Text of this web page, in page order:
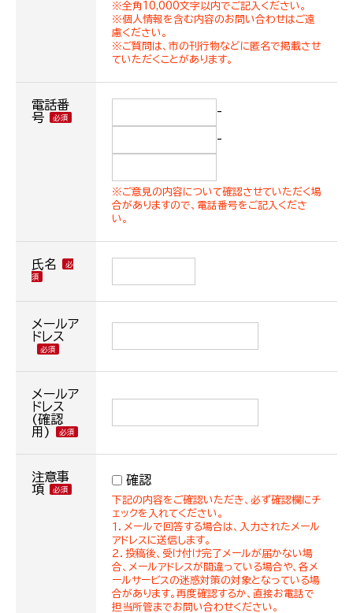
※全角10,000文字以内でご記入ください。
※個人情報を含む内容のお問い合わせはご遠
慮ください。
※ご質問は、市の刊行物などに匿名で掲載させ
ていただくことがあります。
電話番
号
-
-
※ご意見の内容について確認させていただく場
合がありますので、電話番号をご記入くださ
い。
氏名
メールア
ドレス
メールア
ドレス
(確認
用)
注意事
項
確認
下記の内容をご確認いただき、必ず確認欄にチ
ェックを入れてください。
１．メールで回答する場合は、入力されたメール
アドレスに送信します。
２．投稿後、受け付け完了メールが届かない場
合、メールアドレスが間違っている場合や、各メ
ールサービスの迷惑対策の対象となっている場
合があります。再度確認するか、直接お電話で
担当所管までお問い合わせください。